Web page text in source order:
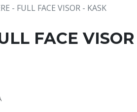
- FULL FACE VISOR - KASK
FACE